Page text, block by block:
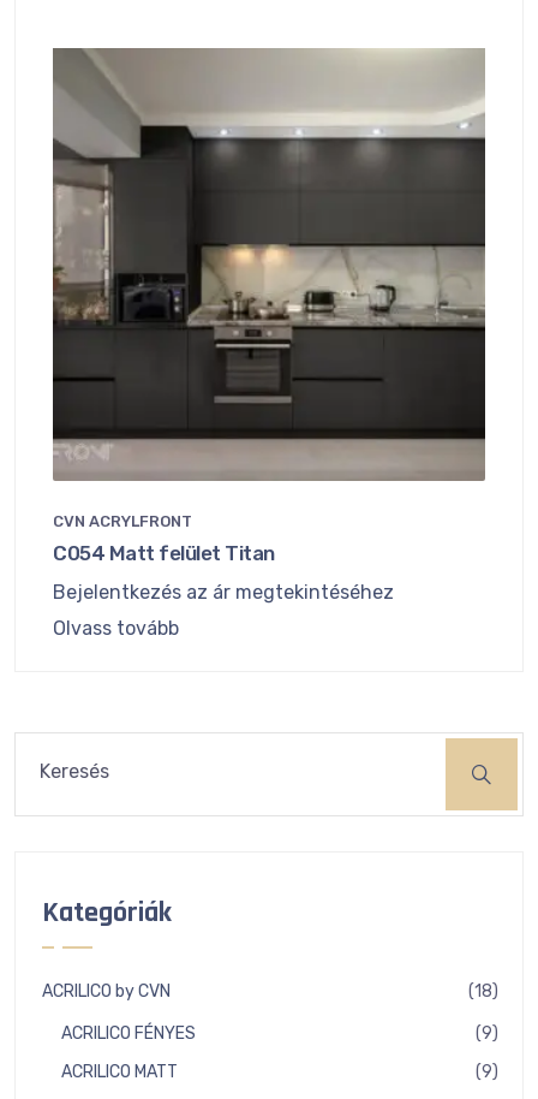
CVN ACRYLFRONT
C054 Matt felület Titan
Bejelentkezés az ár megtekintéséhez
Olvass tovább
Keresés
Kategóriák
ACRILICO by CVN 1818
ACRILICO FÉNYES 99
ACRILICO MATT 99